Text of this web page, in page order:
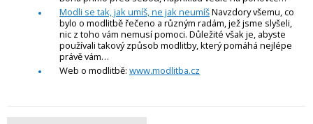
Modli se tak, jak umíš, ne jak neumíšNavzdory všemu, co
bylo o modlitbě řečeno a různým radám, jež jsme slyšeli,
nic z toho vám nemusí pomoci. Důležité však je, abyste
používali takový způsob modlitby, který pomáhá nejlépe
právě vám…
Web o modlitbě: www.modlitba.cz